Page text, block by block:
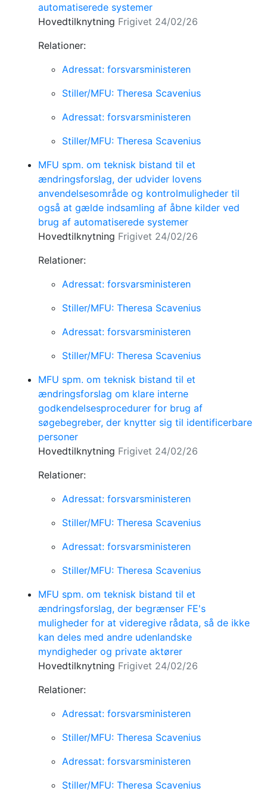
automatiserede systemer
Hovedtilknytning Frigivet 24/02/26
Relationer:
Adressat: forsvarsministeren
Stiller/MFU: Theresa Scavenius
Adressat: forsvarsministeren
Stiller/MFU: Theresa Scavenius
MFU spm. om teknisk bistand til et
ændringsforslag, der udvider lovens
anvendelsesområde og kontrolmuligheder til
også at gælde indsamling af åbne kilder ved
brug af automatiserede systemer
Hovedtilknytning Frigivet 24/02/26
Relationer:
Adressat: forsvarsministeren
Stiller/MFU: Theresa Scavenius
Adressat: forsvarsministeren
Stiller/MFU: Theresa Scavenius
MFU spm. om teknisk bistand til et
ændringsforslag om klare interne
godkendelsesprocedurer for brug af
søgebegreber, der knytter sig til identificerbare
personer
Hovedtilknytning Frigivet 24/02/26
Relationer:
Adressat: forsvarsministeren
Stiller/MFU: Theresa Scavenius
Adressat: forsvarsministeren
Stiller/MFU: Theresa Scavenius
MFU spm. om teknisk bistand til et
ændringsforslag, der begrænser FE's
muligheder for at videregive rådata, så de ikke
kan deles med andre udenlandske
myndigheder og private aktører
Hovedtilknytning Frigivet 24/02/26
Relationer:
Adressat: forsvarsministeren
Stiller/MFU: Theresa Scavenius
Adressat: forsvarsministeren
Stiller/MFU: Theresa Scavenius